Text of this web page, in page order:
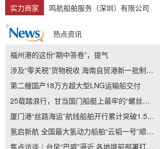
实力商家
鸣航船舶服务（深圳）有限公司
热点资讯
福州港的这份“期中答卷”，提气
涉及“零关税”货物税收 海南自贸港新一批制度集成创新案例发布
第二艘国产18万方超大型LNG运输船交付
25载踏浪行，甘当国门船艇上最牢的“螺丝钉”——记南通边检老兵李加立的“硬核”坚守
厦门港“丝路海运”航线船舶开行累计突破1.5万艘次
氢启新航 全国最大氢动力船舶“云韬一号”顺利吉水
焦点访谈｜台风“巴威”逼近 各地提前部署打好防御主动仗